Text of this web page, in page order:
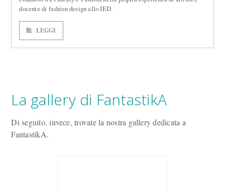
docente di fashion design allo IED.
LEGGI
La gallery di FantastikA
Di seguito, invece, trovate la nostra gallery dedicata a
FantastikA.